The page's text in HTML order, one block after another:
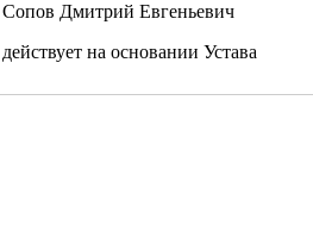
Сопов Дмитрий Евгеньевич
действует на основании Устава